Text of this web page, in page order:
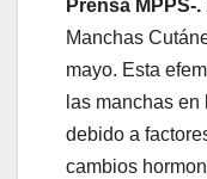
Prensa MPPS-.
Manchas
mayo. Esta
las manchas
debido a
cambios